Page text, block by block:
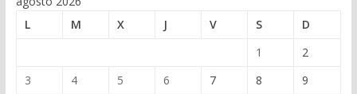
L
M X J V S
D
1
2
3
4 5 6 7 8
9